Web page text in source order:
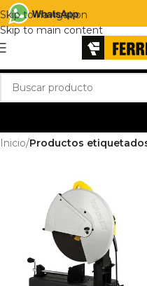
Skip to navigation
Skip to main content
Inicio/Productos